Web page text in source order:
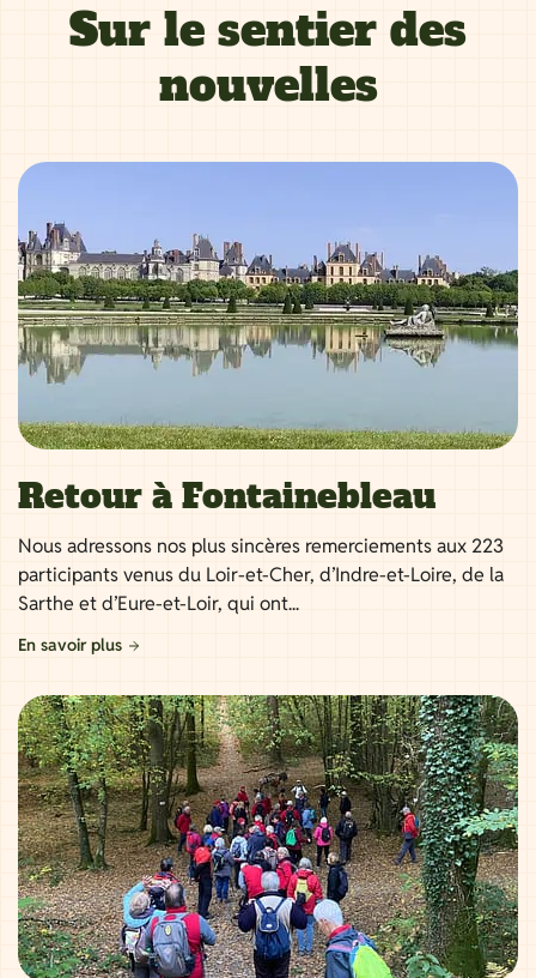
Sur le sentier des
nouvelles
Retour à Fontainebleau
Nous adressons nos plus sincères remerciements aux 223
participants venus du Loir-et-Cher, d’Indre-et-Loire, de la
Sarthe et d’Eure-et-Loir, qui ont...
En savoir plus